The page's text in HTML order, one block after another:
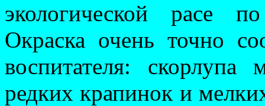
экологической расе
Окраска очень точно
воспитателя:
редких крапинок и